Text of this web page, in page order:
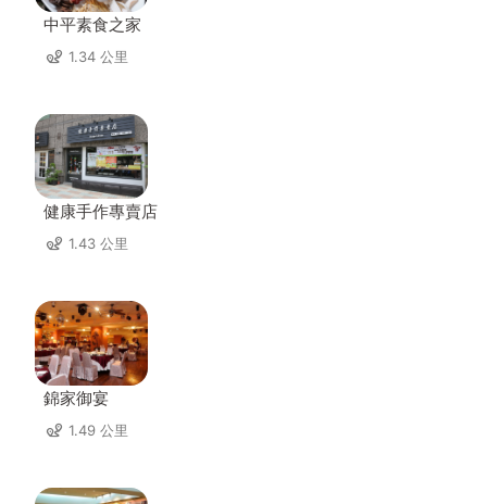
中平素食之家
1.34 公里
健康手作專賣店
1.43 公里
錦家御宴
1.49 公里